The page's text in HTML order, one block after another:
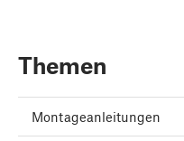
Themen
Montageanleitungen